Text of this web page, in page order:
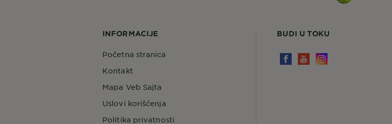
INFORMACIJE
Početna stranica
Kontakt
Mapa Veb Sajta
Uslovi korišćenja
Politika privatnosti
BUDI U TOKU